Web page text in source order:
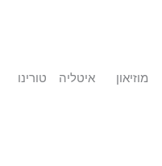
איטליה טורינו